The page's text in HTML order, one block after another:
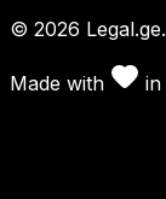
© 2026 Legal.ge.
Made with in